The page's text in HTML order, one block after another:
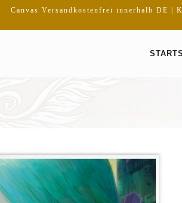
Canvas Versandkostenfrei innerhalb DE |